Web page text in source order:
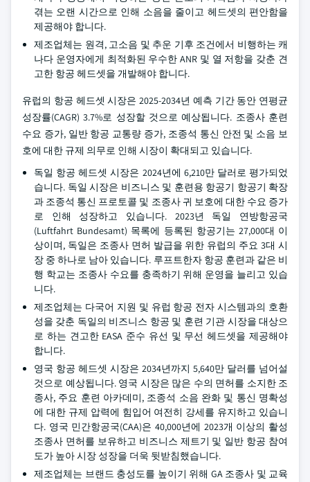
겪는 오랜 시간으로 인해 소음을 줄이고 헤드셋의 편안함을
제공해야 합니다.
제조업체는 원격, 고소음 및 추운 기후 조건에서 비행하는 캐
나다 운영자에게 최적화된 우수한 ANR 및 열 저항을 갖춘 견
고한 항공 헤드셋을 개발해야 합니다.
유럽의 항공 헤드셋 시장은 2025-2034년 예측 기간 동안 연평균
성장률(CAGR) 3.7%로 성장할 것으로 예상됩니다. 조종사 훈련
수요 증가, 일반 항공 교통량 증가, 조종석 통신 안전 및 소음 보
호에 대한 규제 의무로 인해 시장이 확대되고 있습니다.
독일 항공 헤드셋 시장은 2024년에 6,210만 달러로 평가되었
습니다. 독일 시장은 비즈니스 및 훈련용 항공기 항공기 확장
과 조종석 통신 프로토콜 및 조종사 귀 보호에 대한 수요 증가
로 인해 성장하고 있습니다. 2023년 독일 연방항공국
(Luftfahrt Bundesamt) 목록에 등록된 항공기는 27,000대 이
상이며, 독일은 조종사 면허 발급을 위한 유럽의 주요 3대 시
장 중 하나로 남아 있습니다. 루프트한자 항공 훈련과 같은 비
행 학교는 조종사 수요를 충족하기 위해 운영을 늘리고 있습
니다.
제조업체는 다국어 지원 및 유럽 항공 전자 시스템과의 호환
성을 갖춘 독일의 비즈니스 항공 및 훈련 기관 시장을 대상으
로 하는 견고한 EASA 준수 유선 및 무선 헤드셋을 제공해야
합니다.
영국 항공 헤드셋 시장은 2034년까지 5,640만 달러를 넘어설
것으로 예상됩니다. 영국 시장은 많은 수의 면허를 소지한 조
종사, 주요 훈련 아카데미, 조종석 소음 완화 및 통신 명확성
에 대한 규제 압력에 힘입어 여전히 강세를 유지하고 있습니
다. 영국 민간항공국(CAA)은 40,000년에 2023개 이상의 활성
조종사 면허를 보유하고 비즈니스 제트기 및 일반 항공 참여
도가 높아 시장 성장을 더욱 뒷받침했습니다.
제조업체는 브랜드 충성도를 높이기 위해 GA 조종사 및 교육